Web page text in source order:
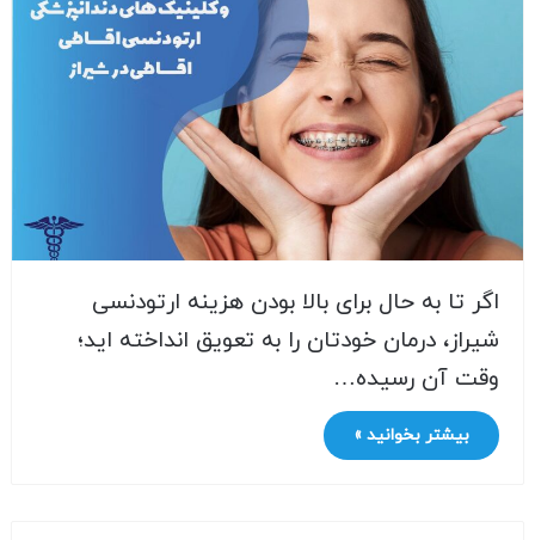
اگر تا به حال برای بالا بودن هزینه ارتودنسی
شیراز، درمان خودتان را به تعویق انداخته اید؛
وقت آن رسیده…
بیشتر بخوانید »